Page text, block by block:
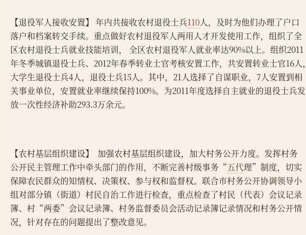
【退役军人接收安置】 年内共接收农村退役士兵110人，及时为他们办理了户口
落户和档案转交手续。重点做好农村退役军人两用人才开发使用工作，组织了全
区农村退役士兵就业技能培训， 全区农村退役军人就业率达90%以上。组织2011
年冬季城镇退役士兵、2012年春季转业士官考核安置工作，共安置转业士官16人，
大学生退役士兵4人，退役士兵15人。其中，21人选择了自谋职业，7人安置到相
关事业单位，安置就业率继续保持100%。为2011年度选择自主就业的退役士兵发
放一次性经济补助293.3万余元。
【农村基层组织建设】  加强农村基层组织建设，加大村务公开力度。发挥村务
公开民主管理工作中牵头部门的作用，不断完善村级事务“五代理”制度，切实
保障农民群众的知情权、决策权、参与权和监督权。联合市村务公开协调领导小
组对部分镇（街道）村民自治工作进行检查，重点检查了村民（代表）会议记录
簿、村“两委”会议记录簿、村务监督委员会活动记录簿记录情况和村务公开情
况，针对存在的问题提出了整改意见。